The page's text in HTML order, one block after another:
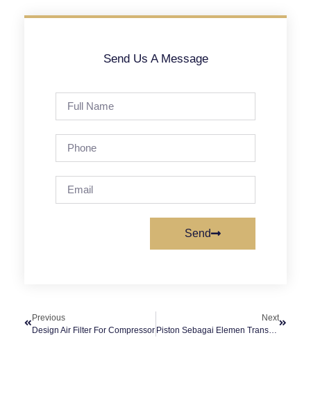
Send Us A Message
Send
Previous
Design Air Filter For Compressor
Next
Piston Sebagai Elemen Transmisi Daya Dalam Meningkatkan Kinerja Kompresor